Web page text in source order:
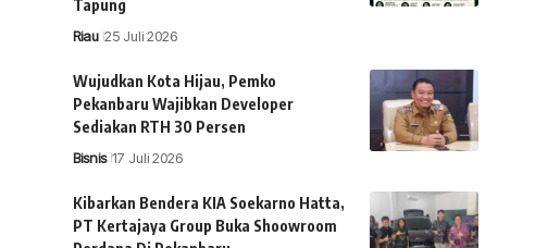
Tapung
Riau 25 Juli 2026
Wujudkan Kota Hijau, Pemko
Pekanbaru Wajibkan Developer
Sediakan RTH 30 Persen
Bisnis 17 Juli 2026
Kibarkan Bendera KIA Soekarno Hatta,
PT Kertajaya Group Buka Shoowroom